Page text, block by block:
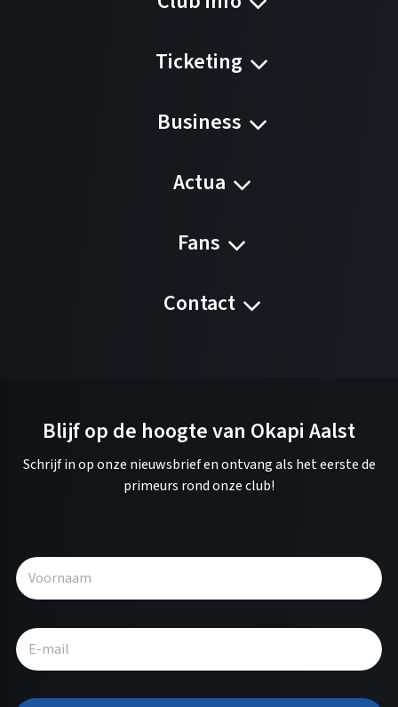
Ticketing
Business
Actua
Fans
Contact
Blijf op de hoogte van Okapi Aalst
Schrijf in op onze nieuwsbrief en ontvang als het eerste de
primeurs rond onze club!
l
r